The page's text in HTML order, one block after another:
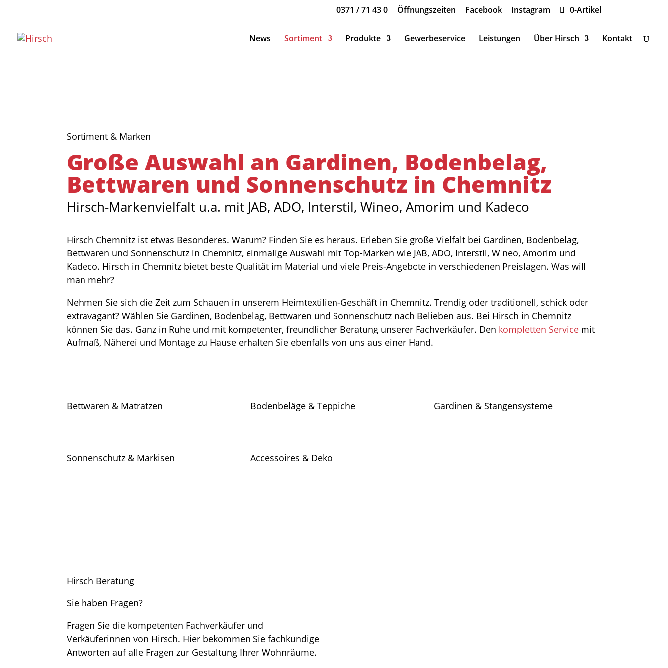
0371 / 71 43 0 Öffnungszeiten Facebook Instagram 0-Artikel
News Sortiment Produkte Gewerbeservice Leistungen Über Hirsch Kontakt
Sortiment & Marken
Große Auswahl an Gardinen, Bodenbelag,
Bettwaren und Sonnenschutz in Chemnitz
Hirsch-Markenvielfalt u.a. mit JAB, ADO, Interstil, Wineo, Amorim und Kadeco
Hirsch Chemnitz ist etwas Besonderes. Warum? Finden Sie es heraus. Erleben Sie große Vielfalt bei Gardinen, Bodenbelag,
Bettwaren und Sonnenschutz in Chemnitz, einmalige Auswahl mit Top-Marken wie JAB, ADO, Interstil, Wineo, Amorim und
Kadeco. Hirsch in Chemnitz bietet beste Qualität im Material und viele Preis-Angebote in verschiedenen Preislagen. Was will
man mehr?
Nehmen Sie sich die Zeit zum Schauen in unserem Heimtextilien-Geschäft in Chemnitz. Trendig oder traditionell, schick oder
extravagant? Wählen Sie Gardinen, Bodenbelag, Bettwaren und Sonnenschutz nach Belieben aus. Bei Hirsch in Chemnitz
können Sie das. Ganz in Ruhe und mit kompetenter, freundlicher Beratung unserer Fachverkäufer. Den kompletten Service mit
Aufmaß, Näherei und Montage zu Hause erhalten Sie ebenfalls von uns aus einer Hand.
Bettwaren & Matratzen Bodenbeläge & Teppiche Gardinen & Stangensysteme
Sonnenschutz & Markisen Accessoires & Deko
Hirsch Beratung
Sie haben Fragen?
Fragen Sie die kompetenten Fachverkäufer und
Verkäuferinnen von Hirsch. Hier bekommen Sie fachkundige
Antworten auf alle Fragen zur Gestaltung Ihrer Wohnräume.